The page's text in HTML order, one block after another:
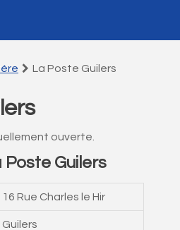
La Poste Guilers
ouverte.
Guilers
16 Rue Charles le Hir
Guilers